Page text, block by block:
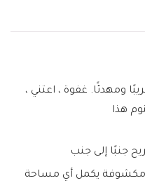
ومهدئًا. غفوة ، اعتني ،
هذا
جنبًا إلى جنب
مكشوفة يكمل أي مساحة